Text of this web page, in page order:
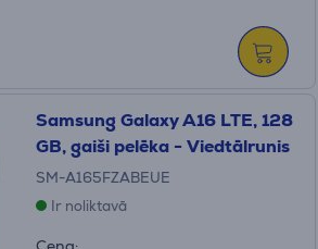
Samsung Galaxy A16 LTE, 128
GB, gaiši pelēka - Viedtālrunis
SM-A165FZABEUE
Ir noliktavā